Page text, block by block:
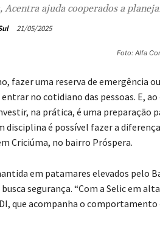
ajuda cooperados a
21/05/2025
Foto: Alfa
fazer uma reserva de
entrar no cotidiano das pessoas. E,
na prática, é uma
disciplina é possível fazer a
Criciúma, no bairro Próspera.
em patamares elevados pelo
segurança. “Com a Selic em
que acompanha o